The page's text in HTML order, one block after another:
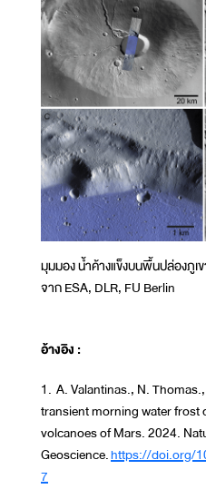
มุมมอง น้ำค้างแข็งบนพื้นปล่องภู
จาก ESA, DLR, FU Berlin
อ้างอิง :
1. A. Valantinas., N.
transient morning water frost
volcanoes of Mars. 2024.
Geoscience.https://doi.org/
7